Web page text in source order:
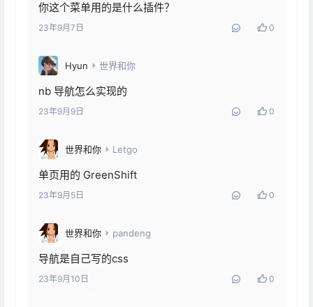
你这个菜单用的是什么插件？
23年9月7日 0
Hyun 世界和你
nb 导航怎么实现的
23年9月9日 0
世界和你 Letgo
单页用的 GreenShift
23年9月5日 0
世界和你 pandeng
导航是自己写的css
23年9月10日 0